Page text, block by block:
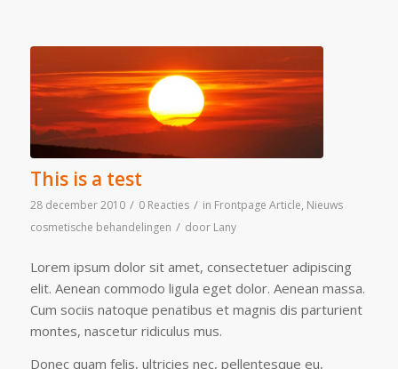
This is a test
28 december 2010 / 0 Reacties / in Frontpage Article, Nieuws
cosmetische behandelingen / door Lany
Lorem ipsum dolor sit amet, consectetuer adipiscing
elit. Aenean commodo ligula eget dolor. Aenean massa.
Cum sociis natoque penatibus et magnis dis parturient
montes, nascetur ridiculus mus.
Donec quam felis, ultricies nec, pellentesque eu,